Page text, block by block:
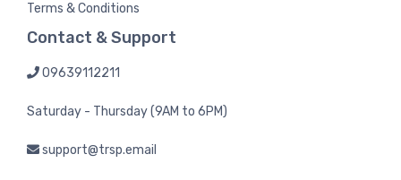
Terms & Conditions
Contact & Support
09639112211
Saturday - Thursday (9AM to 6PM)
support@trsp.email